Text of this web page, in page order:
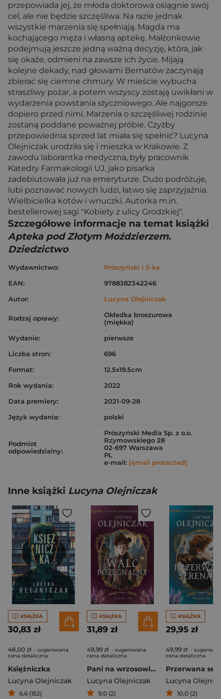
przepowiada jej, że młoda doktorowa osiągnie swój
cel, ale nie będzie szczęśliwa. Na razie jednak
wszystkie marzenia się spełniają. Magda ma
kochającego męża i własną aptekę. Małżonkowie
podejmują jeszcze jedną ważną decyzję, która, jak
się okaże, odmieni na zawsze ich życie. Mijają
kolejne dekady, nad głowami Bernatów zaczynają
zbierać się ciemne chmury. W mieście wybucha
straszliwy pożar, a potem wszyscy zostają uwikłani w
wydarzenia powstania styczniowego. Ale najgorsze
dopiero przed nimi. Marzenia o szczęśliwej rodzinie
zostaną poddane poważnej próbie. Czyżby
przepowiednia sprzed lat miała się spełnić? Lucyna
Olejniczak urodziła się i mieszka w Krakowie. Z
zawodu laborantka medyczna, były pracownik
Katedry Farmakologii UJ, jako pisarka
zadebiutowała już na emeryturze. Dużo podróżuje,
lubi poznawać nowych ludzi, łatwo się zaprzyjaźnia.
Wielbicielka kotów i wnuczki. Autorka m.in.
bestellerowej sagi "Kobiety z ulicy Grodzkiej".
Szczegółowe informacje na temat książki
Apteka pod Złotym Moździerzem.
Dziedzictwo
Wydawnictwo:
Prószyński i S-ka
EAN:
9788382342246
Autor:
Lucyna Olejniczak
Rodzaj oprawy:
Okładka broszurowa
(miękka)
Wydanie:
pierwsze
Liczba stron:
696
Format:
12.5x19.5cm
Rok wydania:
2022
Data premiery:
2021-09-28
Język wydania:
polski
Podmiot
odpowiedzialny:
Prószyński Media Sp. z o.o.
Rzymowskiego 28
02-697 Warszawa
PL
e-mail: [email protected]
Inne książki Lucyna Olejniczak
KSIĄŻKA
30,83 zł
48,00 zł - sugerowana
cena detaliczna
Księżniczka
Lucyna Olejniczak
6,6 (152)
KSIĄŻKA
31,89 zł
49,99 zł - sugerowana
cena detaliczna
Pani na wrzosowisku. Tom 4. Walc pożegnalny
Lucyna Olejniczak
9,0 (2)
KSIĄŻKA
29,95 zł
49,99 zł -
cena detaliczna
Lucyna
10,0 (2)